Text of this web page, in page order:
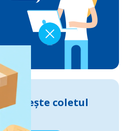
Urmărește coletul